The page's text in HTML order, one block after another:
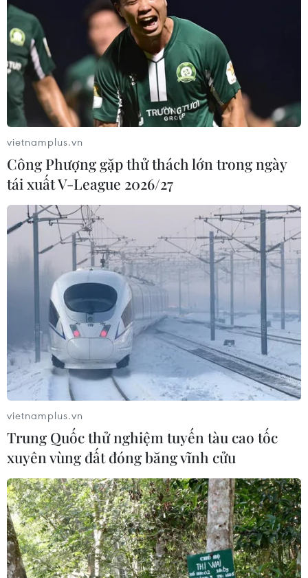
vietnamplus.vn
Công Phượng gặp thử thách lớn trong ngày
tái xuất V-League 2026/27
vietnamplus.vn
Trung Quốc thử nghiệm tuyến tàu cao tốc
xuyên vùng đất đóng băng vĩnh cửu